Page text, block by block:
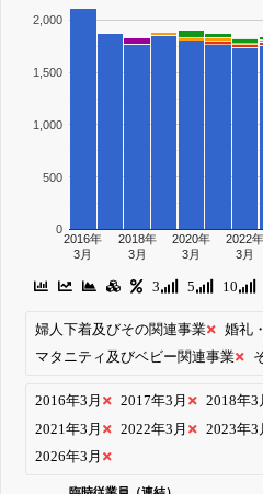
2016年
3月
2018年
3月
2020年
3月
2022年
3月
0
500
1,000
1,500
2,000
3 5 10
婦人下着及びその関連事業
婚礼
マタニティ及びベビー関連事業
2016年3月 2017年3月 2018年3
2021年3月
2022年3月 2023年3
2026年3月